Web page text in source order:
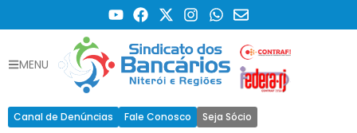
MENU
Canal de Denúncias Fale Conosco Seja Sócio